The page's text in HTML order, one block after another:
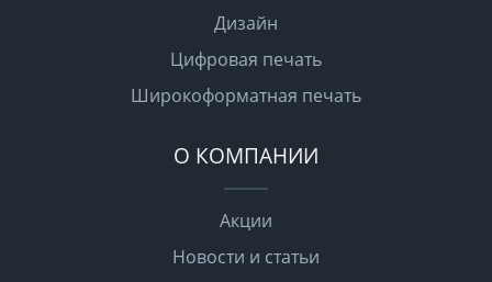
Дизайн
Цифровая печать
Широкоформатная печать
О КОМПАНИИ
Акции
Новости и статьи